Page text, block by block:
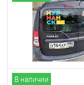
В наличии